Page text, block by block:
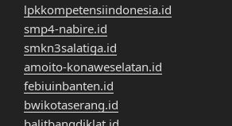
lpkkompetensiindonesia.id
smp4-nabire.id
smkn3salatiga.id
amoito-konaweselatan.id
febiuinbanten.id
bwikotaserang.id